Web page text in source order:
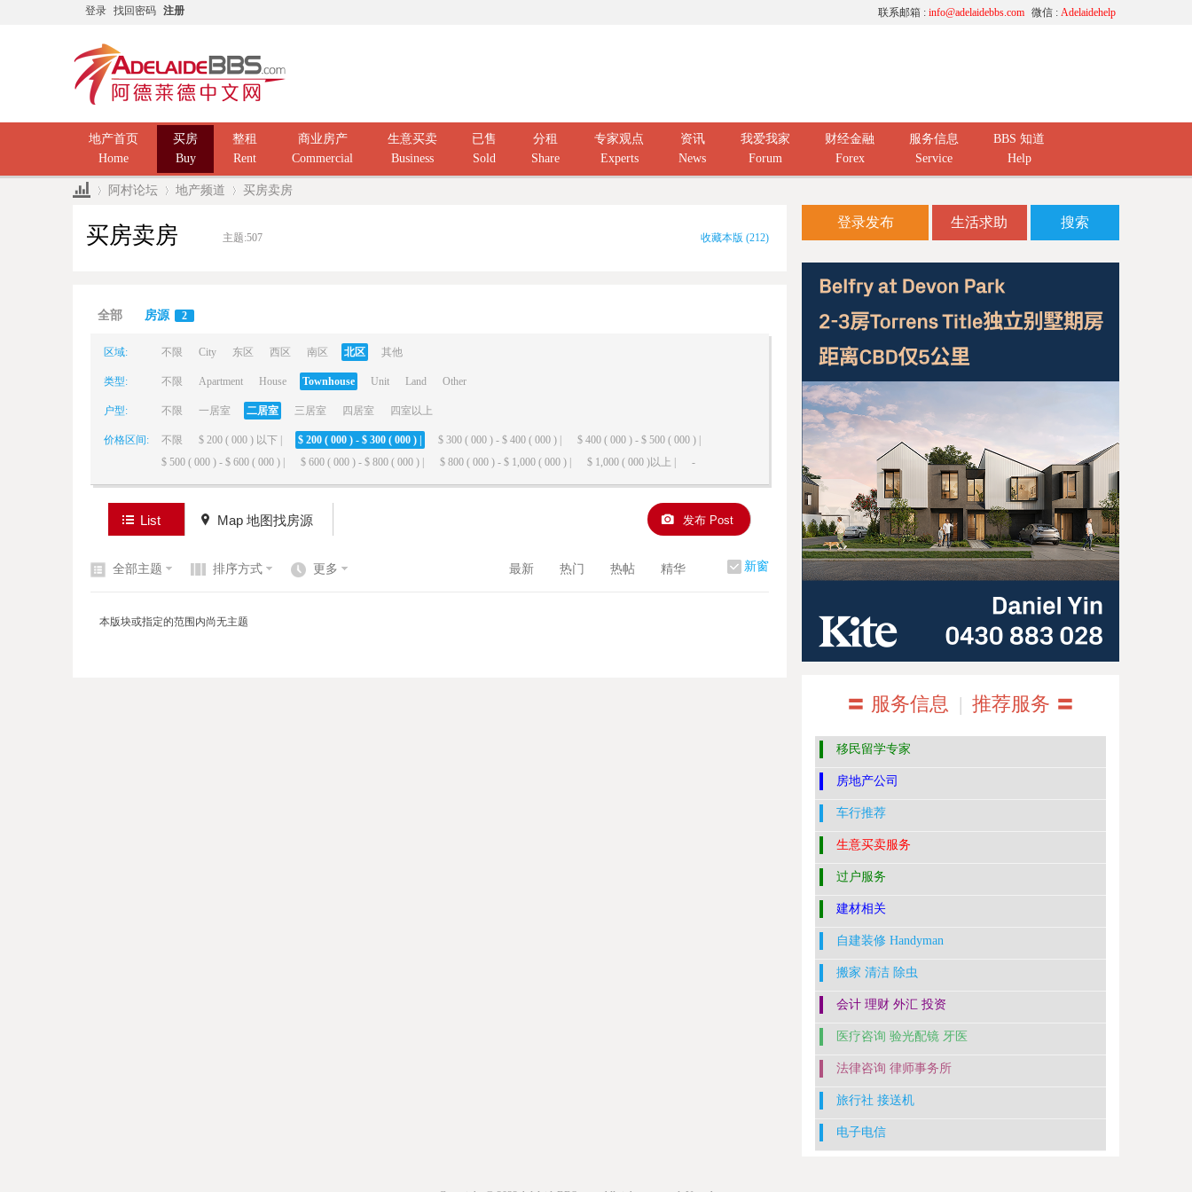
登录 找回密码 注册 微信 : Adelaidehelp
联系邮箱 : info@adelaidebbs.com
地产首页
Home
买房
Buy
整租
Rent
商业房产
Commercial
生意买卖
Business
已售
Sold
分租
Share
专家观点
Experts
资讯
News
我爱我家
Forum
财经金融
Forex
服务信息
Service
BBS 知道
Help
阿村论坛 地产频道 买房卖房
买房卖房 主题:507 收藏本版 (212)
全部 房源 2
区域: 不限 City 东区 西区 南区 北区 其他
类型: 不限 Apartment House Townhouse Unit Land Other
户型: 不限 一居室 二居室 三居室 四居室 四室以上
价格区间: 不限 $ 200 ( 000 ) 以下 | $ 200 ( 000 ) - $ 300 ( 000 ) | $ 300 ( 000 ) - $ 400 ( 000 ) |
$ 400 ( 000 ) - $ 500 ( 000 ) |
$ 500 ( 000 ) - $ 600 ( 000 ) |
$ 600 ( 000 ) - $ 800 ( 000 ) | $ 800 ( 000 ) - $ 1,000 ( 000 ) | $ 1,000 ( 000 )以上 | -
List Map 地图找房源 发布 Post
新窗
全部主题 排序方式 更多 最新 热门 热帖 精华
本版块或指定的范围内尚无主题
登录发布 生活求助 搜索
〓 服务信息 | 推荐服务 〓
移民留学专家
房地产公司
车行推荐
生意买卖服务
过户服务
建材相关
自建装修 Handyman
搬家 清洁 除虫
会计 理财 外汇 投资
医疗咨询 验光配镜 牙医
法律咨询 律师事务所
旅行社 接送机
电子电信